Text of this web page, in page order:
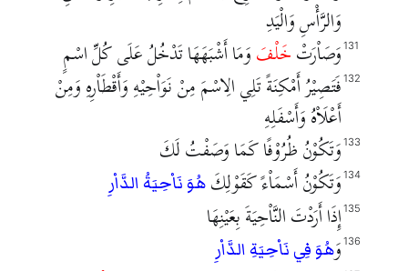
وَالرَّأْسِ وَالْيَدِ
وَصَاْرَتْخَلْفَوَمَا أَشْبَهَهَا تَدْخُلُ عَلَى كُلِّ اسْمٍ 131
فَتَصِيْرُ أَمْكِنَةً تَلِي الِاسْمَ مِنْ نَوَاْحِيْهِ وَأَقْطَاْرِهِ وَمِنْ
أَعْلَاْهُ وَأَسْفَلِهِ
132
وَتَكُوْنُ ظُرُوْفًا كَمَا وَصَفْتُ لَكَ 133
وَتَكُوْنُ أَسْمَاْءً كَقَوْلِكَ هُوَ نَاْحِيَةُ الدَّاْرِ 134
إِذَا أَرَدْتَ النَّاْحِيَةَ بِعَيْنِهَا 135
وَهُوَ فِي نَاْحِيَةِ الدَّاْرِ 136